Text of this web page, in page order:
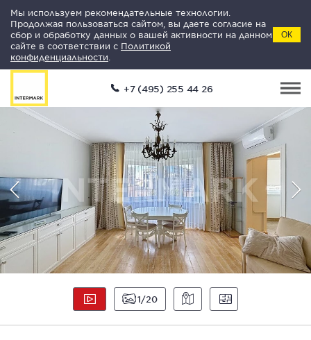
Мы используем рекомендательные технологии.
Продолжая пользоваться сайтом, вы даете согласие на
сбор и обработку данных о вашей активности на данном
сайте в соответствии с Политикой
конфиденциальности
ОК
+7 (495) 255 44 26
1 20